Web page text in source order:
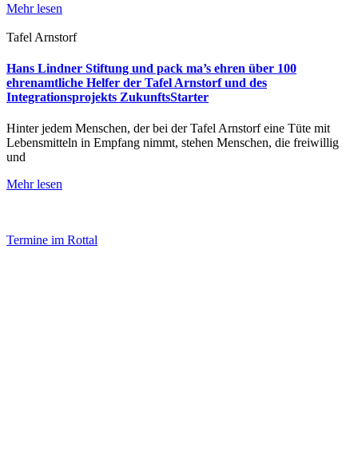
Mehr lesen
Tafel Arnstorf
Hans Lindner Stiftung und pack ma’s ehren über 100
ehrenamtliche Helfer der Tafel Arnstorf und des
Integrationsprojekts ZukunftsStarter
Hinter jedem Menschen, der bei der Tafel Arnstorf eine Tüte mit
Lebensmitteln in Empfang nimmt, stehen Menschen, die freiwillig
und
Mehr lesen
Termine im Rottal